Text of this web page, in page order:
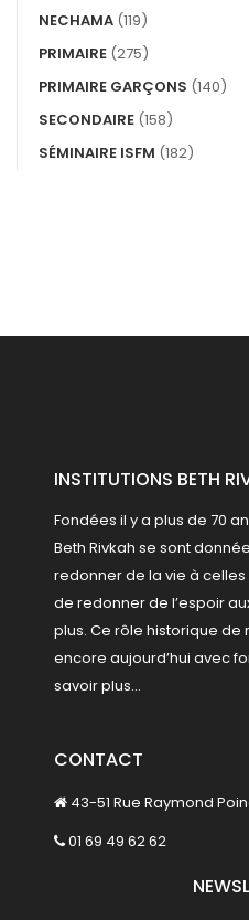
NECHAMA (119)
PRIMAIRE (275)
PRIMAIRE GARÇONS (140)
SECONDAIRE (158)
SÉMINAIRE ISFM (182)
INSTITUTIONS BETH
Fondées il y a plus de 70
Beth Rivkah se sont
redonner de la vie à
de redonner de l’espoir
plus. Ce rôle historique
encore aujourd’hui avec
savoir plus...
CONTACT
43-51 Rue Raymond
01 69 49 62 62